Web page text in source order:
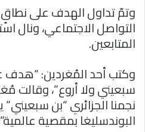
وتمّ تداول الهدف على
التواصل الاجتماعي، ونال
المتابعين.
وكتب أحد المُغردين: “‏هدف
سبعيني ولا أروع”، وقالت
نجمنا الجزائري “بن
البوندسليغا بمقصية